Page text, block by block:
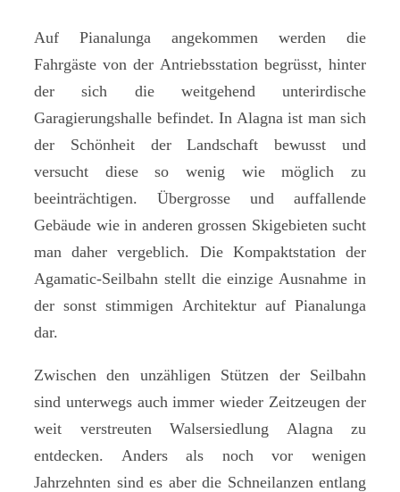
Auf Pianalunga angekommen werden die
Fahrgäste von der Antriebsstation begrüsst, hinter
der sich die weitgehend unterirdische
Garagierungshalle befindet. In Alagna ist man sich
der Schönheit der Landschaft bewusst und
versucht diese so wenig wie möglich zu
beeinträchtigen. Übergrosse und auffallende
Gebäude wie in anderen grossen Skigebieten sucht
man daher vergeblich. Die Kompaktstation der
Agamatic-Seilbahn stellt die einzige Ausnahme in
der sonst stimmigen Architektur auf Pianalunga
dar.
Zwischen den unzähligen Stützen der Seilbahn
sind unterwegs auch immer wieder Zeitzeugen der
weit verstreuten Walsersiedlung Alagna zu
entdecken. Anders als noch vor wenigen
Jahrzehnten sind es aber die Schneilanzen entlang